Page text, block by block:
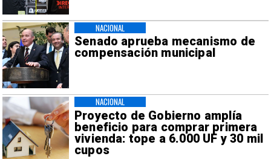
Senado aprueba mecanismo de
compensación municipal
NACIONAL
Proyecto de Gobierno amplía
beneficio para comprar primera
vivienda: tope a 6.000 UF y 30 mil
cupos
NACIONAL